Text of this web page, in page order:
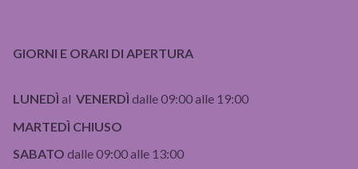
GIORNI E ORARI DI APERTURA
LUNEDÌ al VENERDÌ dalle 09:00 alle 19:00
MARTEDÌ CHIUSO
SABATO dalle 09:00 alle 13:00